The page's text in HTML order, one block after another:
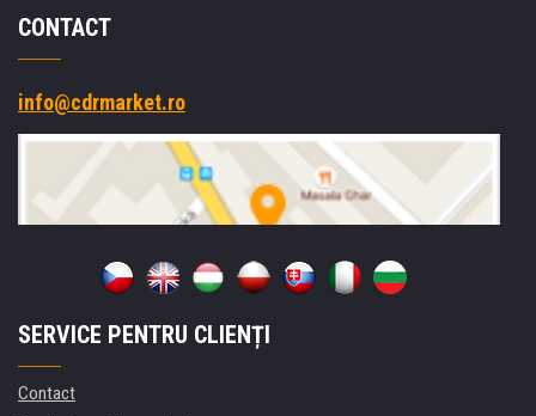
CONTACT
info@cdrmarket.ro
SERVICE PENTRU CLIENȚI
Contact